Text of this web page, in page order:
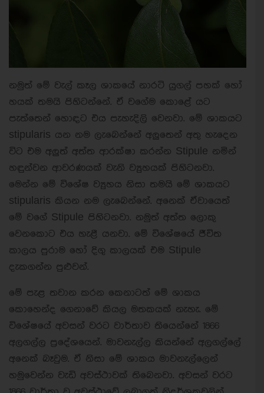
නමුත් මේ වැල් කෑල ශාකයේ නාරටි යුගල් පහක් හෝ
හයක් තමයි පිහිටන්නේ. ඒ වගේම කොළේ යට
පැත්තෙන් හොඳට එය පැහැදිලි වෙනවා. මේ ශාකයට
stipularis යන නම ලැබෙන්නේ අලුතෙන් අතු හැදෙන
විට එම අලුත් අත්ත ආරක්ෂා කරන්න Stipule නමින්
හඳුන්වන ආවරණයක් වැනි ව්‍යුහයක් පිහිටනවා.
මෙන්න මේ විශේෂ ව්‍යුහය නිසා තමයි මේ ශාකයට
stipularis කියන නම ලැබෙන්නේ. අනෙක් ඒවායෙත්
මේ වගේ Stipule පිහිටනවා. නමුත් අත්ත ලොකු
වෙනකොට එය හැළී යනවා. මේ විශේෂයේ ජීවිත
කාලය පුරාම හෝ දිගු කාලයක් එම Stipule
දැකගන්න පුළුවන්.
මේ පැළ තවාන කරන කෙනාටත් මේ ශාකය
කොහෙන්ද ගෙනාවේ කියල මතකයක් නැහැ. මේ
විශේෂයේ අවසන් වරට වාර්තාව තියෙන්නේ 1866
අලගල්ල ප්‍රදේශයෙන්. මාවනැල්ල කියන්නේ අලගල්ලේ
අනෙක් බෑවුම. ඒ නිසා මේ ශාකය මාවනැල්ලෙන්
හමුවෙන්න වැඩි අවස්ථාවක් තිබෙනවා. අවසන් වරට